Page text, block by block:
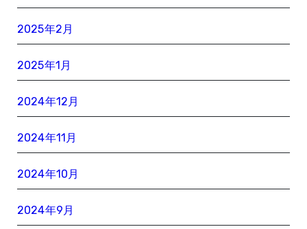
2025年2月
2025年1月
2024年12月
2024年11月
2024年10月
2024年9月